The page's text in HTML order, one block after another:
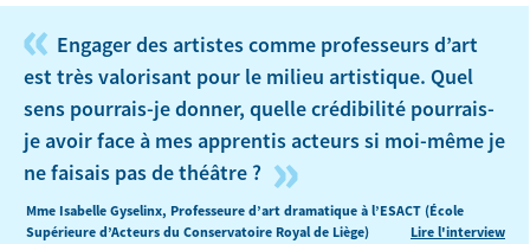
« Engager des artistes comme professeurs d’art
est très valorisant pour le milieu artistique. Quel
sens pourrais-je donner, quelle crédibilité pourrais-
je avoir face à mes apprentis acteurs si moi-même je
ne faisais pas de théâtre ? »
Mme Isabelle Gyselinx, Professeure d’art dramatique à l’ESACT (École
Supérieure d’Acteurs du Conservatoire Royal de Liège)
Lire l'interview